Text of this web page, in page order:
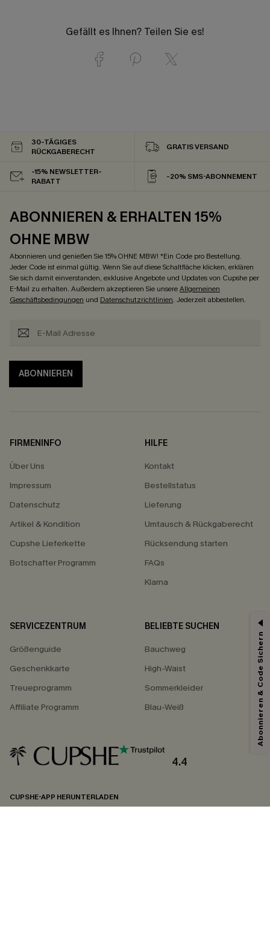
Gefällt es Ihnen? Teilen Sie es!
30-TÄGIGES
RÜCKGABERECHT
GRATIS VERSAND
-15% NEWSLETTER-
RABATT
-20% SMS-ABONNEMENT
ABONNIEREN & ERHALTEN 15%
OHNE MBW
Abonnieren und genießen Sie 15% OHNE MBW! *Ein Code pro Bestellung.
Jeder Code ist einmal gültig. Wenn Sie auf diese Schaltfläche klicken, erklären
Sie sich damit einverstanden, exklusive Angebote und Updates von Cupshe per
E-Mail zu erhalten. Außerdem akzeptieren Sie unsereAllgemeinen
Geschäftsbedingungen und Datenschutzrichtlinien. Jederzeit abbestellen.
ABONNIEREN
FIRMENINFO
Über Uns
Impressum
Datenschutz
Artikel & Kondition
Cupshe Lieferkette
Botschafter Programm
HILFE
Kontakt
Bestellstatus
Lieferung
Umtausch & Rückgaberecht
Rücksendung starten
FAQs
Klarna
SERVICEZENTRUM
Größenguide
Geschenkkarte
Treueprogramm
Affiliate Programm
BELIEBTE SUCHEN
Bauchweg
High-Waist
Sommerkleider
Blau-Weiß
4.4
CUPSHE-APP HERUNTERLADEN
Abonnieren & Code Sichern